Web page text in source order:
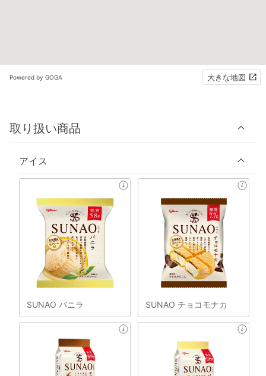
Powered by GOGA 大きな地図
取り扱い商品
アイス
SUNAO バニラ SUNAO チョコモナカ